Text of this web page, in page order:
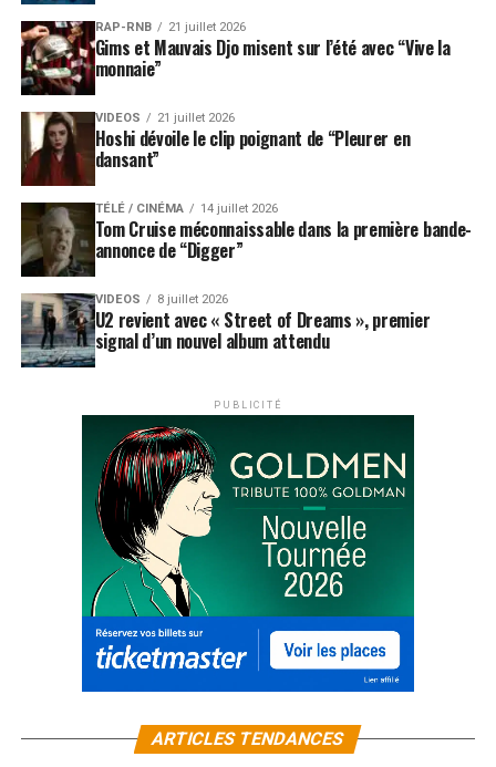
RAP-RNB 21 juillet 2026
Gims et Mauvais Djo misent sur l’été avec “Vive la
monnaie”
VIDEOS 21 juillet 2026
Hoshi dévoile le clip poignant de “Pleurer en
dansant”
TÉLÉ / CINÉMA 14 juillet 2026
Tom Cruise méconnaissable dans la première bande-
annonce de “Digger”
VIDEOS 8 juillet 2026
U2 revient avec « Street of Dreams », premier
signal d’un nouvel album attendu
PUBLICITÉ
ARTICLES TENDANCES